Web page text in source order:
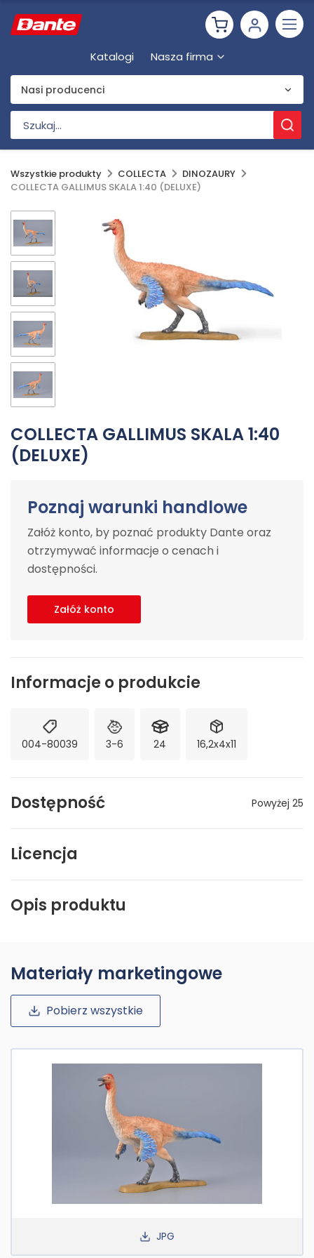
Katalogi Nasza firma
Nasi producenci
Wszystkie produkty COLLECTA
DINOZAURY
COLLECTA GALLIMUS SKALA 1:40 (DELUXE)
COLLECTA GALLIMUS SKALA 1:40
(DELUXE)
Poznaj warunki handlowe
Załóż konto, by poznać produkty Dante oraz
otrzymywać informacje o cenach i
dostępności.
Załóż konto
Informacje o produkcie
004-80039 3-6 24 16,2x4x11
Dostępność Powyżej 25
Licencja
Opis produktu
Materiały marketingowe
Pobierz wszystkie
JPG